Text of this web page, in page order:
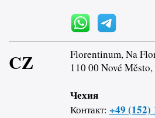
CZ
Florentinum, Na
110 00 Nové Město,
Чехия
Контакт: +49 (152)